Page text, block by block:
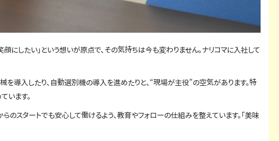
にしたい」という想いが原点で、その気持ちは今も変わりません。ナリコマに入社して
導入したり、自動選別機の導入を進めたりと、“現場が主役”の空気があります。特
います。
のスタートでも安心して働けるよう、教育やフォローの仕組みを整えています。「美味